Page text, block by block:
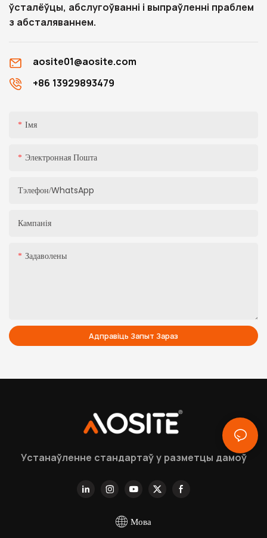
ўсталёўцы, абслугоўванні і выпраўленні праблем
з абсталяваннем.
aosite01@aosite.com
+86 13929893479
Імя
Электронная Пошта
Тэлефон/WhatsApp
Кампанія
Задаволены
Адправіць Запыт Зараз
Устанаўленне стандартаў у разметцы дамоў
Мова